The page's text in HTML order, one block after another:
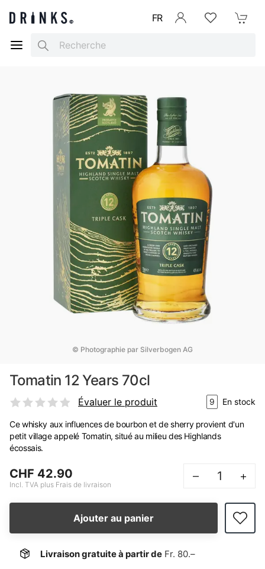
FR
Search
© Photographie par Silverbogen AG
Tomatin 12 Years 70cl
Évaluer le produit 9 En stock
Ce whisky aux influences de bourbon et de sherry provient d'un
petit village appelé Tomatin, situé au milieu des Highlands
écossais.
CHF 42.90
Incl. TVA plus Frais de livraison
– +
Ajouter au panier
Livraison gratuite à partir de Fr. 80.–